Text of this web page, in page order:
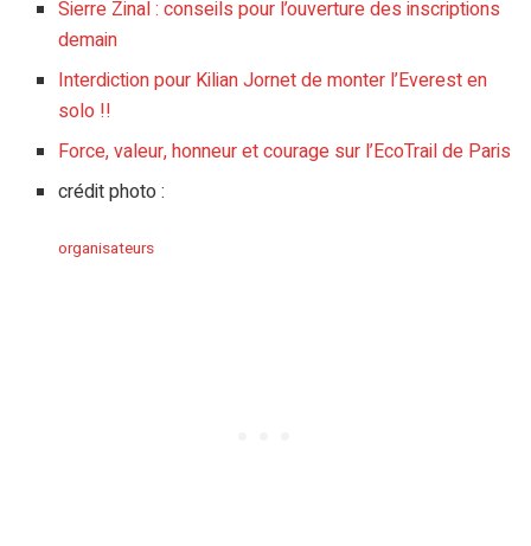
Sierre Zinal : conseils pour l’ouverture des inscriptions
demain
Interdiction pour Kilian Jornet de monter l’Everest en
solo !!
Force, valeur, honneur et courage sur l’EcoTrail de Paris
crédit photo :
organisateurs